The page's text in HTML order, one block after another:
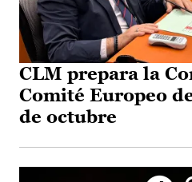
CLM prepara la
Comité Europeo
de octubre